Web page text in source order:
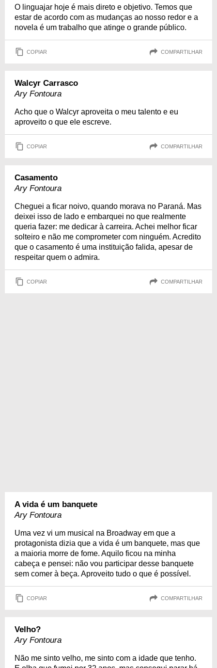
O linguajar hoje é mais direto e objetivo. Temos que
estar de acordo com as mudanças ao nosso redor e a
novela é um trabalho que atinge o grande público.
COPIAR COMPARTILHAR
Walcyr Carrasco
Ary Fontoura
Acho que o Walcyr aproveita o meu talento e eu
aproveito o que ele escreve.
COPIAR COMPARTILHAR
Casamento
Ary Fontoura
Cheguei a ficar noivo, quando morava no Paraná. Mas
deixei isso de lado e embarquei no que realmente
queria fazer: me dedicar à carreira. Achei melhor ficar
solteiro e não me comprometer com ninguém. Acredito
que o casamento é uma instituição falida, apesar de
respeitar quem o admira.
COPIAR COMPARTILHAR
A vida é um banquete
Ary Fontoura
Uma vez vi um musical na Broadway em que a
protagonista dizia que a vida é um banquete, mas que
a maioria morre de fome. Aquilo ficou na minha
cabeça e pensei: não vou participar desse banquete
sem comer à beça. Aproveito tudo o que é possível.
COPIAR COMPARTILHAR
Velho?
Ary Fontoura
Não me sinto velho, me sinto com a idade que tenho.